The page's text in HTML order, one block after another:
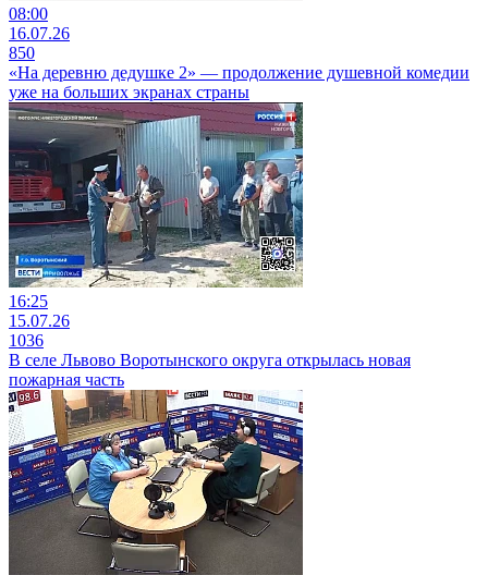
08:00
16.07.26
850
«На деревню дедушке 2» — продолжение душевной комедии
уже на больших экранах страны
16:25
15.07.26
1036
В селе Львово Воротынского округа открылась новая
пожарная часть